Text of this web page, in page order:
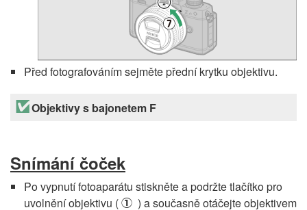
Před fotografováním sejměte přední krytku objektivu.
Objektivy s bajonetem F
Snímání čoček
Po vypnutí fotoaparátu stiskněte a podržte tlačítko pro
uvolnění objektivu ( q ) a současně otáčejte objektivem